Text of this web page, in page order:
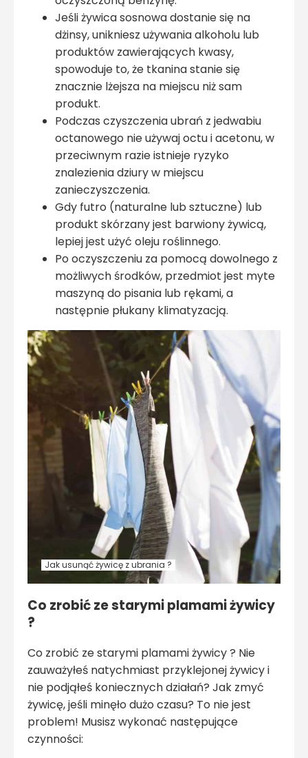
Jeśli żywica sosnowa dostanie się na
dżinsy, unikniesz używania alkoholu lub
produktów zawierających kwasy,
spowoduje to, że tkanina stanie się
znacznie lżejsza na miejscu niż sam
produkt.
Podczas czyszczenia ubrań z jedwabiu
octanowego nie używaj octu i acetonu, w
przeciwnym razie istnieje ryzyko
znalezienia dziury w miejscu
zanieczyszczenia.
Gdy futro (naturalne lub sztuczne) lub
produkt skórzany jest barwiony żywicą,
lepiej jest użyć oleju roślinnego.
Po oczyszczeniu za pomocą dowolnego z
możliwych środków, przedmiot jest myte
maszyną do pisania lub rękami, a
następnie płukany klimatyzacją.
Jak usunąć żywicę z ubrania ?
Co zrobić ze starymi plamami żywicy
?
Co zrobić ze starymi plamami żywicy ? Nie
zauważyłeś natychmiast przyklejonej żywicy i
nie podjąłeś koniecznych działań? Jak zmyć
żywicę, jeśli minęło dużo czasu? To nie jest
problem! Musisz wykonać następujące
czynności: